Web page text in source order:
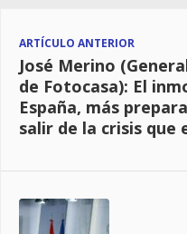
ARTÍCULO ANTERIOR
José Merino
de Fotocasa): El
España, más
salir de la crisis que